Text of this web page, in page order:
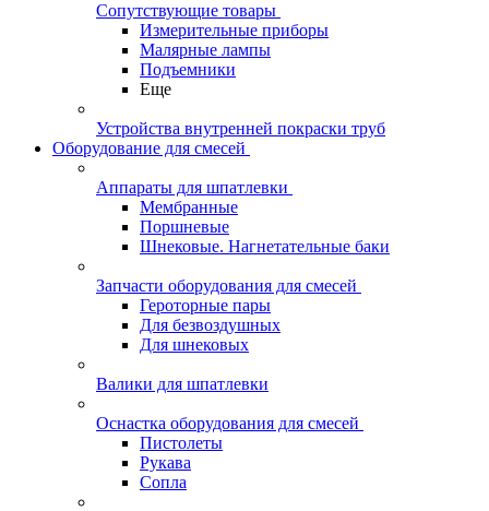
Сопутствующие товары
Измерительные приборы
Малярные лампы
Подъемники
Еще
Устройства внутренней покраски труб
Оборудование для смесей
Аппараты для шпатлевки
Мембранные
Поршневые
Шнековые. Нагнетательные баки
Запчасти оборудования для смесей
Героторные пары
Для безвоздушных
Для шнековых
Валики для шпатлевки
Оснастка оборудования для смесей
Пистолеты
Рукава
Сопла